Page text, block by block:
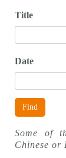
Title
Date
Find
Some of
Chinese or